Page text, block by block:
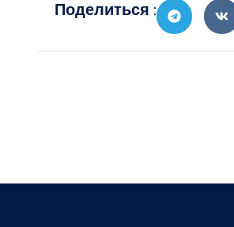
Поделиться :